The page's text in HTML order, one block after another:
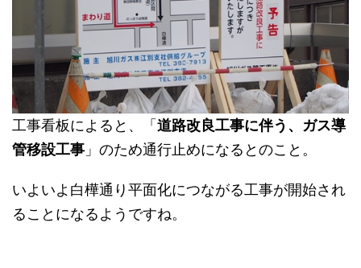
工事看板によると、「 道路改良工事に伴う、ガス導
管移設工事 」のため通行止めになるとのこと。
いよいよ白樺通り平面化につながる工事が開始され
ることになるようですね。